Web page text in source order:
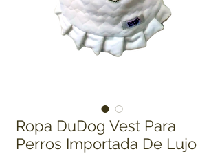
Ropa DuDog Vest Para
Perros Importada De Lujo